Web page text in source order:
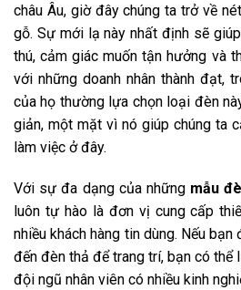
châu Âu, giờ đây chúng ta trở về
gỗ. Sự mới lạ này nhất định sẽ
thú, cảm giác muốn tận hưởng và
với những doanh nhân thành đạt,
của họ thường lựa chọn loại đèn
giản, một mặt vì nó giúp chúng ta
làm việc ở đây.
Với sự đa dạng của những mẫu
luôn tự hào là đơn vị cung cấp
nhiều khách hàng tin dùng. Nếu bạn
đến đèn thả để trang trí, bạn có thể
đội ngũ nhân viên có nhiều kinh